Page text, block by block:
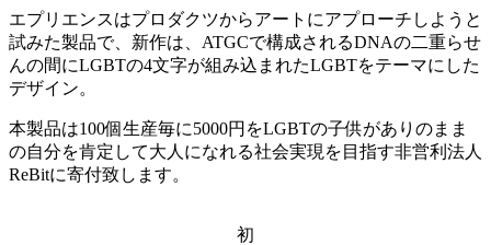
エプリエンスはプロダクツからアートにアプローチしようと
試みた製品で、新作は、ATGCで構成されるDNAの二重らせ
んの間にLGBTの4文字が組み込まれたLGBTをテーマにした
デザイン。
本製品は100個生産毎に5000円をLGBTの子供がありのまま
の自分を肯定して大人になれる社会実現を目指す非営利法人
ReBitに寄付致します。
初